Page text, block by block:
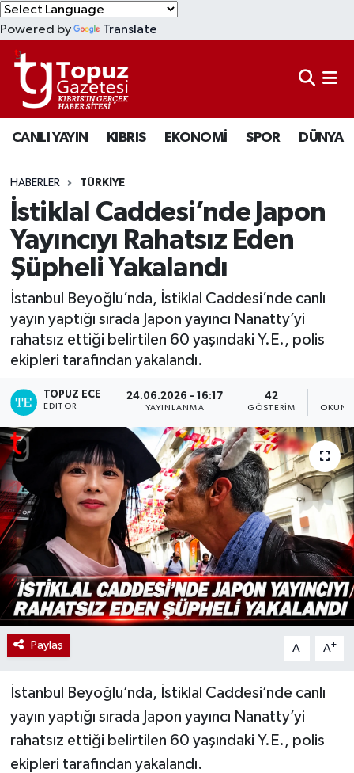
Powered by Translate
CANLI YAYIN KIBRIS EKONOMİ SPOR DÜNYA
HABERLER TÜRKİYE
İstiklal Caddesi’nde Japon
Yayıncıyı Rahatsız Eden
Şüpheli Yakalandı
İstanbul Beyoğlu’nda, İstiklal Caddesi’nde canlı
yayın yaptığı sırada Japon yayıncı Nanatty’yi
rahatsız ettiği belirtilen 60 yaşındaki Y.E., polis
ekipleri tarafından yakalandı.
TOPUZ ECE
EDITÖR
24.06.2026 - 16:17
YAYINLANMA
42
GÖSTERIM
Paylaş A- A+
İstanbul Beyoğlu’nda, İstiklal Caddesi’nde canlı
yayın yaptığı sırada Japon yayıncı Nanatty’yi
rahatsız ettiği belirtilen 60 yaşındaki Y.E., polis
ekipleri tarafından yakalandı.
KIBRIS
DÜNYA
EKONOMİ
MAGAZİN
SAĞLIK
SPOR
TEKNOLOJİ
TÜRKİYE
Lefkoşa Nöbetçi Eczaneler
Lefkoşa Hava Durumu
Lefkoşa Trafik Yoğunluk Haritası
Süper Lig Puan Durumu ve Fikstür
Tüm Manşetler
Son Dakika Haberleri
Haber Arşivi